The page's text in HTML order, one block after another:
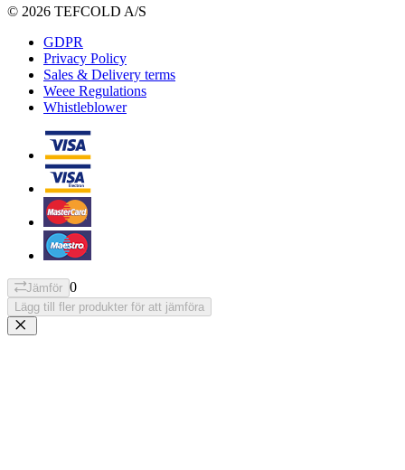
© 2026 TEFCOLD A/S
GDPR
Privacy Policy
Sales & Delivery terms
Weee Regulations
Whistleblower
Jämför 0
Lägg till fler produkter för att jämföra